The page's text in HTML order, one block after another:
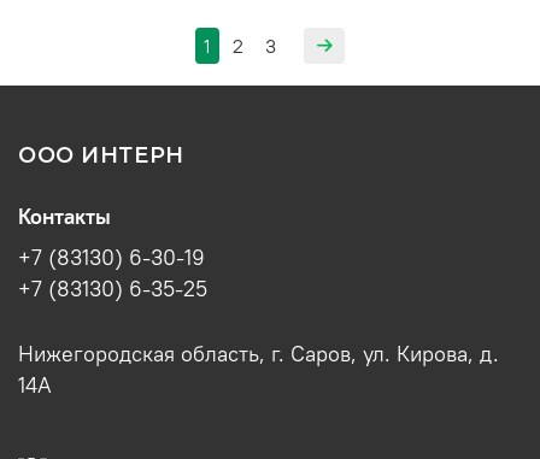
1 2 3
ООО ИНТЕРН
Контакты
+7 (83130) 6-30-19
+7 (83130) 6-35-25
Нижегородская область, г. Саров, ул. Кирова, д.
14А